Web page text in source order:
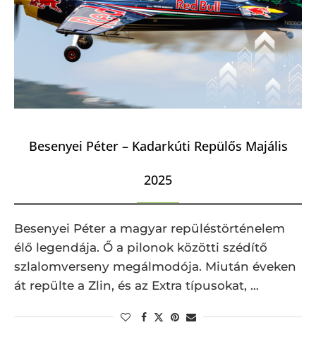
Besenyei Péter – Kadarkúti Repülős Majális
2025
Besenyei Péter a magyar repüléstörténelem
élő legendája. Ő a pilonok közötti szédítő
szlalomverseny megálmodója. Miután éveken
át repülte a Zlin, és az Extra típusokat, …